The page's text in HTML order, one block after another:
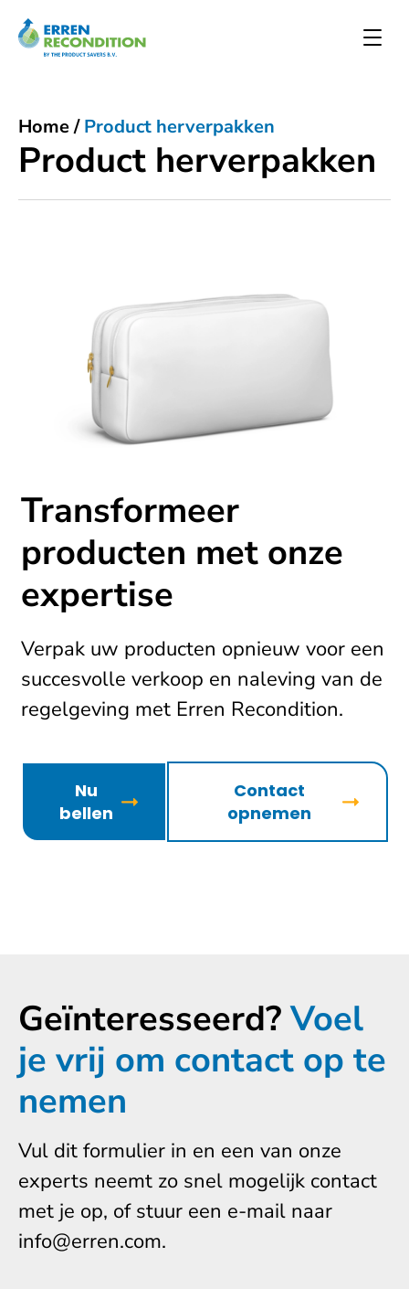
Product herverpakken
Home/Product herverpakken
Transformeer
producten met onze
expertise
Verpak uw producten opnieuw voor een
succesvolle verkoop en naleving van de
regelgeving met Erren Recondition.
Nu
bellen
Contact
opnemen
Geïnteresseerd?Voel
je vrij om contact op te
nemen
Vul dit formulier in en een van onze
experts neemt zo snel mogelijk contact
met je op, of stuur een e-mail naar
info@erren.com.